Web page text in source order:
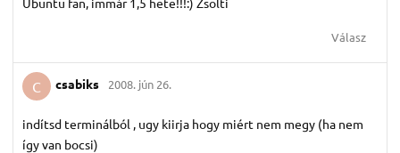
Válasz
C csabiks 2008. jún 26.
indítsd terminálból , ugy kiirja hogy miért nem megy (ha nem
így van bocsi)